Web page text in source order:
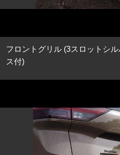
フロントグリル (3スロットシ
ス付)